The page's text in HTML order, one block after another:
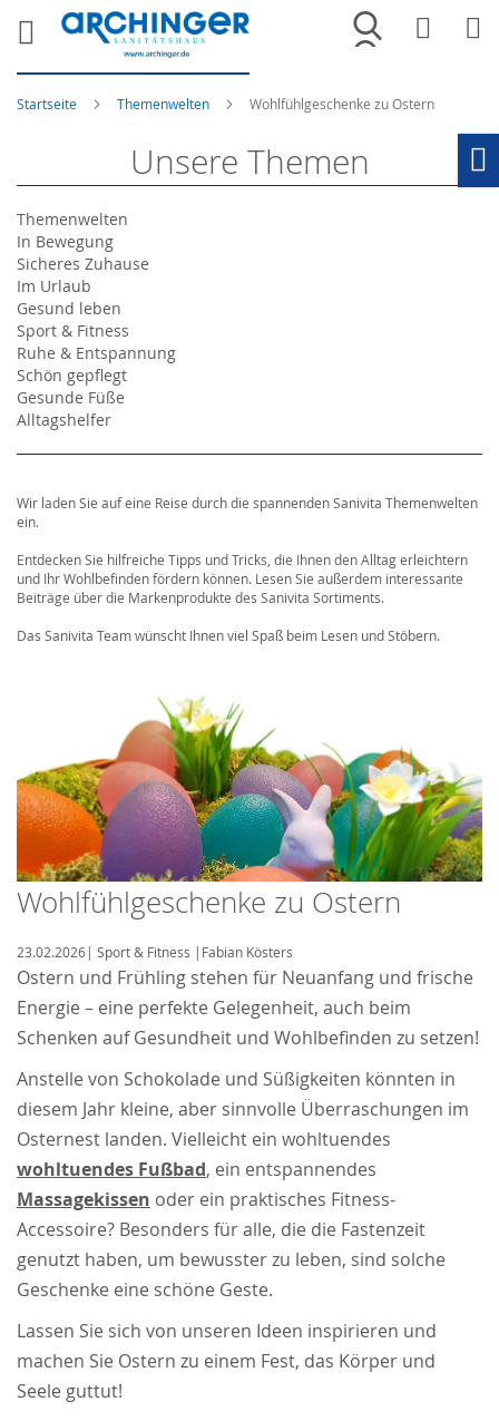
Merkliste
Startseite Themenwelten Wohlfühlgeschenke zu Ostern
Wohlfühlgeschenke zu Ostern
23.02.2026| Sport & Fitness | Fabian Kösters
Ostern und Frühling stehen für Neuanfang und frische
Energie – eine perfekte Gelegenheit, auch beim
Schenken auf Gesundheit und Wohlbefinden zu setzen!
Anstelle von Schokolade und Süßigkeiten könnten in
diesem Jahr kleine, aber sinnvolle Überraschungen im
Osternest landen. Vielleicht ein wohltuendes
wohltuendes Fußbad, ein entspannendes
Massagekissen oder ein praktisches Fitness-
Accessoire? Besonders für alle, die die Fastenzeit
genutzt haben, um bewusster zu leben, sind solche
Geschenke eine schöne Geste.
Lassen Sie sich von unseren Ideen inspirieren und
machen Sie Ostern zu einem Fest, das Körper und
Seele guttut!
Unsere Themen
Themenwelten
In Bewegung
Sicheres Zuhause
Im Urlaub
Gesund leben
Sport & Fitness
Ruhe & Entspannung
Schön gepflegt
Gesunde Füße
Alltagshelfer
Wir laden Sie auf eine Reise durch die spannenden Sanivita Themenwelten
ein.
Entdecken Sie hilfreiche Tipps und Tricks, die Ihnen den Alltag erleichtern
und Ihr Wohlbefinden fördern können. Lesen Sie außerdem interessante
Beiträge über die Markenprodukte des Sanivita Sortiments.
Das Sanivita Team wünscht Ihnen viel Spaß beim Lesen und Stöbern.